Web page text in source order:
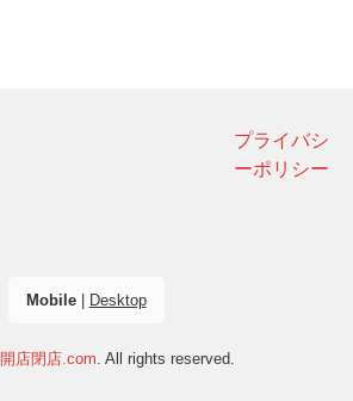
プライバシ
ーポリシー
Mobile| Desktop
開店閉店.com. All rights reserved.